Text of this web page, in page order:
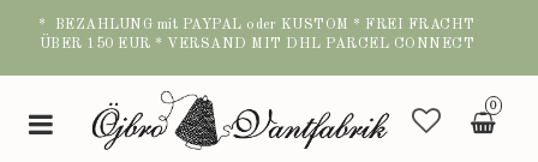
* BEZAHLUNG mit PAYPAL oder KUSTOM * FREI FRACHT
ÜBER 150 EUR * VERSAND MIT DHL PARCEL CONNECT
0
Toggle
navigation